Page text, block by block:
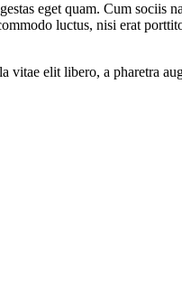
eget quam. Cum sociis
luctus, nisi erat
vitae elit libero, a pharetra